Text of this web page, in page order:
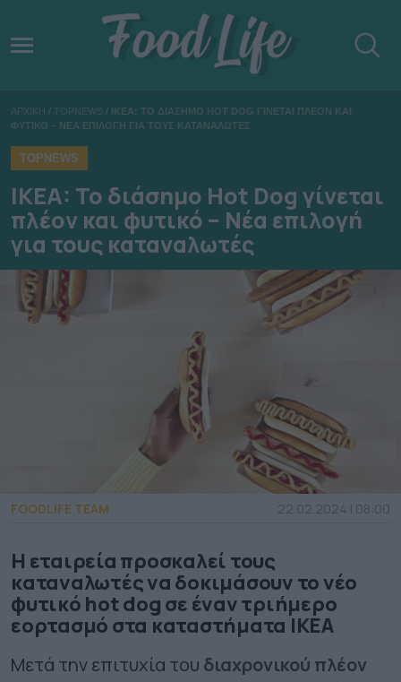
ΑΡΧΙΚΗ / TOPNEWS /
ΙΚΕA: ΤΟ ΔΙΑΣΗΜΟ ΗOT DOG ΓΙΝΕΤΑΙ ΠΛΕΟΝ ΚΑΙ
ΦΥΤΙΚΟ – ΝΕΑ ΕΠΙΛΟΓΗ ΓΙΑ ΤΟΥΣ ΚΑΤΑΝΑΛΩΤΕΣ
TOPNEWS
ΙΚΕA: Το διάσημο Ηot Dog γίνεται
πλέον και φυτικό – Νέα επιλογή
για τους καταναλωτές
FOODLIFE TEAM 22.02.2024 | 08:00
Η εταιρεία προσκαλεί τους
καταναλωτές να δοκιμάσουν το νέο
φυτικό hot dog σε έναν τριήμερο
εορτασμό στα καταστήματα IKEA
Μετά την επιτυχία του διαχρονικού πλέον